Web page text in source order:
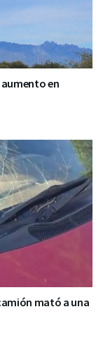
en
mató a una